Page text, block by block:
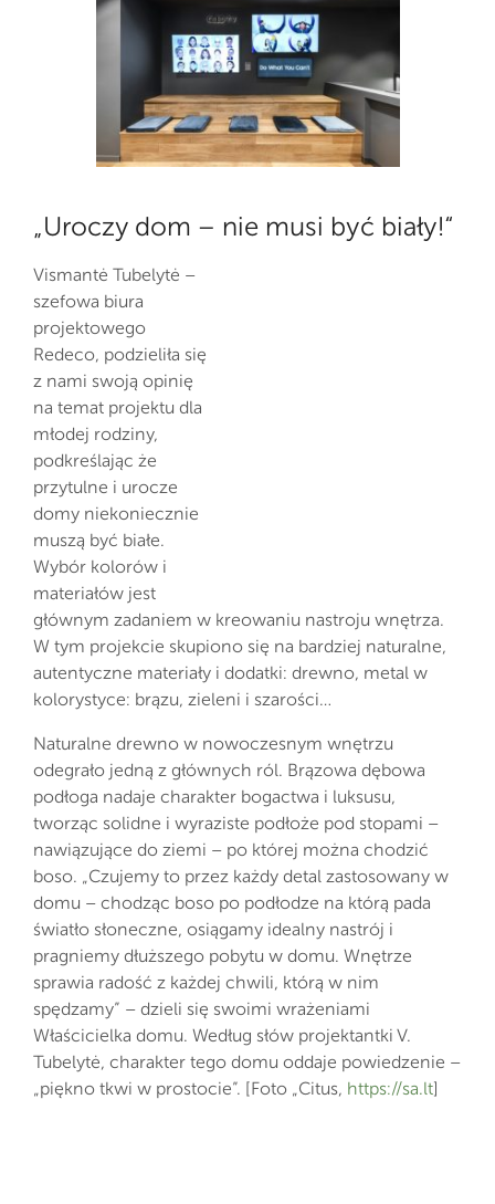
„Uroczy dom – nie musi być biały!“
Vismantė Tubelytė –
szefowa biura
projektowego
Redeco, podzieliła się
z nami swoją opinię
na temat projektu dla
młodej rodziny,
podkreślając że
przytulne i urocze
domy niekoniecznie
muszą być białe.
Wybór kolorów i
materiałów jest
głównym zadaniem w kreowaniu nastroju wnętrza.
W tym projekcie skupiono się na bardziej naturalne,
autentyczne materiały i dodatki: drewno, metal w
kolorystyce: brązu, zieleni i szarości…
Naturalne drewno w nowoczesnym wnętrzu
odegrało jedną z głównych ról. Brązowa dębowa
podłoga nadaje charakter bogactwa i luksusu,
tworząc solidne i wyraziste podłoże pod stopami –
nawiązujące do ziemi – po której można chodzić
boso. „Czujemy to przez każdy detal zastosowany w
domu – chodząc boso po podłodze na którą pada
światło słoneczne, osiągamy idealny nastrój i
pragniemy dłuższego pobytu w domu. Wnętrze
sprawia radość z każdej chwili, którą w nim
spędzamy” – dzieli się swoimi wrażeniami
Właścicielka domu. Według słów projektantki V.
Tubelytė, charakter tego domu oddaje powiedzenie –
„piękno tkwi w prostocie”. [Foto „Citus, https://sa.lt]